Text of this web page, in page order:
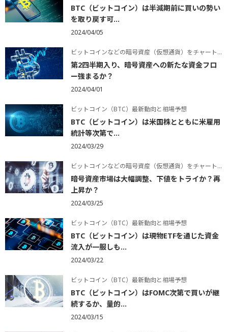
BTC（ビットコイン）は半減期前に買いの勢い
を取り戻す可...
2024/04/05
ビットコインなどの暗号資産（仮想通貨）をチャートで学ぶ
第2四半期入り、暗号資産への新たな資金フロ
ー強まるか？
2024/04/01
ビットコイン（BTC）最新動向と相場予想
BTC（ビットコイン）は米国株とともに米雇用
統計等次第で...
2024/03/29
ビットコインなどの暗号資産（仮想通貨）をチャートで学ぶ
暗号資産市場は大幅調整、下値をトライか？再
上昇か？
2024/03/25
ビットコイン（BTC）最新動向と相場予想
BTC（ビットコイン）は現物ETFを通じた資金
流入が一服しも...
2024/03/22
ビットコイン（BTC）最新動向と相場予想
BTC（ビットコイン）はFOMC次第で買いが継
続するか、量的...
2024/03/15